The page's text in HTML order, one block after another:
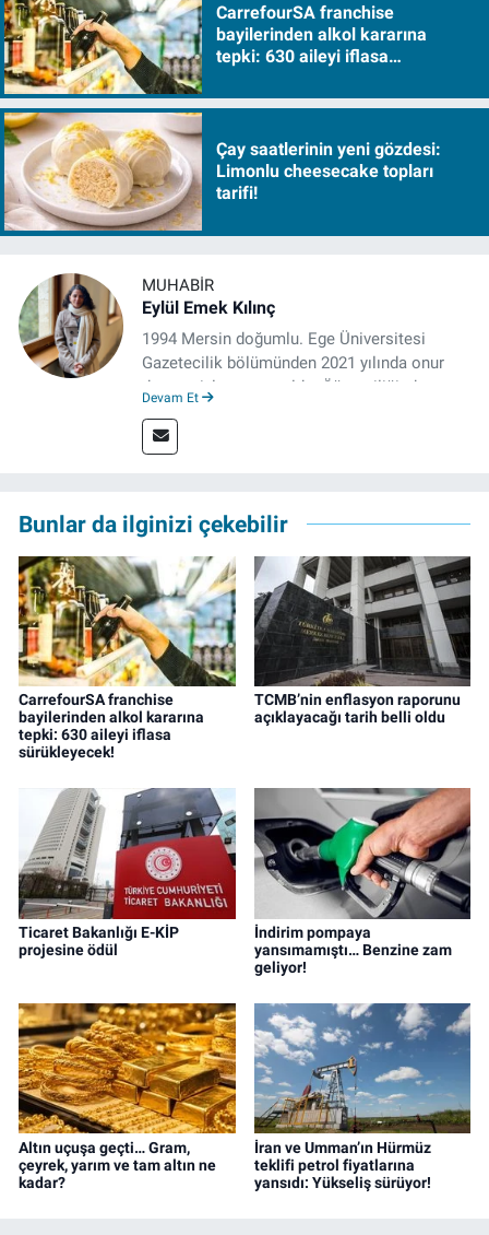
CarrefourSA franchise
bayilerinden alkol kararına
tepki: 630 aileyi iflasa
Çay saatlerinin yeni gözdesi:
Limonlu cheesecake topları
tarifi!
MUHABIR
Eylül Emek Kılınç
1994 Mersin doğumlu. Ege Üniversitesi
Gazetecilik bölümünden 2021 yılında onur
derecesiyle mezun oldu. Öğrenciliğinde
deneyimin dışında kapatılana kadar Artı TV
ve TELE1 TV Ankara bürolarında editör ve
Devam Et
Bunlar da ilginizi çekebilir
CarrefourSA franchise
bayilerinden alkol kararına
tepki: 630 aileyi iflasa
sürükleyecek!
TCMB’nin enflasyon raporunu
açıklayacağı tarih belli oldu
Ticaret Bakanlığı E-KİP
projesine ödül
İndirim pompaya
yansımamıştı… Benzine zam
geliyor!
Altın uçuşa geçti… Gram,
çeyrek, yarım ve tam altın ne
kadar?
İran ve Umman’ın Hürmüz
teklifi petrol fiyatlarına
yansıdı: Yükseliş sürüyor!